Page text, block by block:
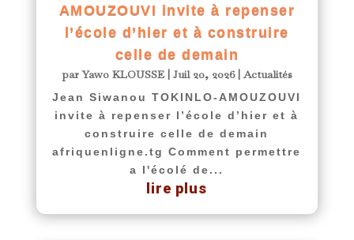
AMOUZOUVI invite à repenser
l’école d’hier et à construire
celle de demain
parYawo KLOUSSE| Juil 20, 2026|Actualités
Jean Siwanou TOKINLO-AMOUZOUVI
invite à repenser l’école d’hier et à
construire celle de demain
afriquenligne.tg Comment permettre
a l'écolé de...
lire plus